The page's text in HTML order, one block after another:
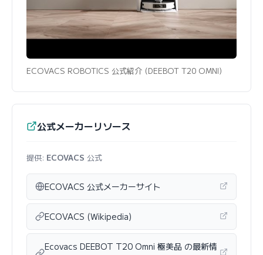
ECOVACS ROBOTICS 公式紹介 (DEEBOT T20 OMNI)
公式メーカーリソース
提供: ECOVACS 公式
ECOVACS 公式メーカーサイト
ECOVACS (Wikipedia)
Ecovacs DEEBOT T20 Omni 極美品 の最新情